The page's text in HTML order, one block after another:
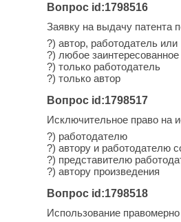
Вопрос id:1798516
Заявку на выдачу патента
?) автор, работодатель
?) любое
?) только работодатель
?) только автор
Вопрос id:1798517
Исключительное право на
?) работодателю
?) автору и работодателю
?) представителю
?) автору произведения
Вопрос id:1798518
Использование